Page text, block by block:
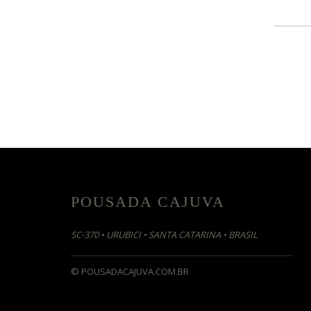
POUSADA CAJUVA
SC-370 • URUBICI • SANTA CATARINA • BRASIL
© POUSADACAJUVA.COM.BR